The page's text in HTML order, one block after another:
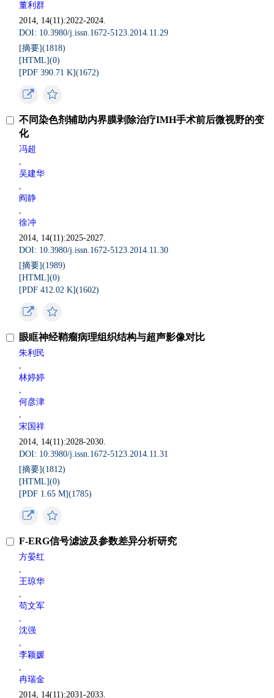
董利群
2014, 14(11):2022-2024.
DOI: 10.3980/j.issn.1672-5123.2014.11.29
[摘要](1818)
[HTML](0)
[PDF 390.71 K](1672)
不同染色剂辅助内界膜剥除治疗IMH手术前后微视野的变
化
冯超
,
吴建华
,
阎静
,
徐冲
2014, 14(11):2025-2027.
DOI: 10.3980/j.issn.1672-5123.2014.11.30
[摘要](1989)
[HTML](0)
[PDF 412.02 K](1602)
眼眶神经鞘瘤病理组织结构与超声影像对比
朱利民
,
林婷婷
,
何彦津
,
宋国祥
2014, 14(11):2028-2030.
DOI: 10.3980/j.issn.1672-5123.2014.11.31
[摘要](1812)
[HTML](0)
[PDF 1.65 M](1785)
F-ERG信号滤波及参数差异分析研究
方晏红
,
王琼华
,
苟文军
,
沈强
,
李颖媛
,
冉瑞金
2014, 14(11):2031-2033.